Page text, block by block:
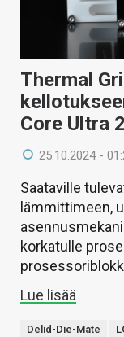
Thermal
Core Ultra
25.10.2024 -
Saataville
lämmittimeen,
korkatulle
Lue lisää
Delid-Die-Mate